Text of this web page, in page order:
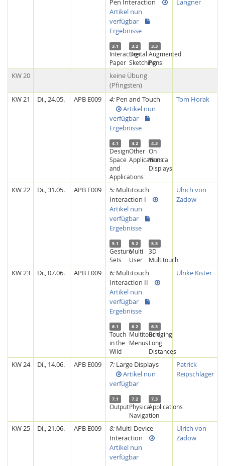
Feeds
Pen Interaction
Artikel nun
verfügbar
Ergebnisse
3.1
Interactive
Paper
3.2
Digital
Sketching
3.3
Augmented
Pens
Langner
KW 20
keine Übung
(Pfingsten)
KW 21
Di., 24.05. APB E009 4:Pen and Touch
Artikel nun
verfügbar
Ergebnisse
4.1
Design
Space
and
Applications
4.2
Other
Applications
4.3
On
Vertical
Displays
Tom Horak
KW 22 Di., 31.05. APB E009 5:Multitouch
Interaction I
Artikel nun
verfügbar
Ergebnisse
5.1
Gesture
Sets
5.2
Multi
User
5.3
3D
Multitouch
Ulrich von
Zadow
KW 23 Di., 07.06. APB E009 6:Multitouch
Interaction II
Artikel nun
verfügbar
Ergebnisse
6.1
Touch
in the
Wild
6.2
Multitouch
Menus
6.3
Bridging
Long
Distances
Ulrike Kister
KW 24 Di., 14.06. APB E009 7:Large Displays
Artikel nun
verfügbar
7.1
Output
7.2
Physical
Navigation
7.3
Applications
Patrick
Reipschläger
KW 25 Di., 21.06. APB E009 8:Multi-Device
Interaction
Artikel nun
verfügbar
Ulrich von
Zadow